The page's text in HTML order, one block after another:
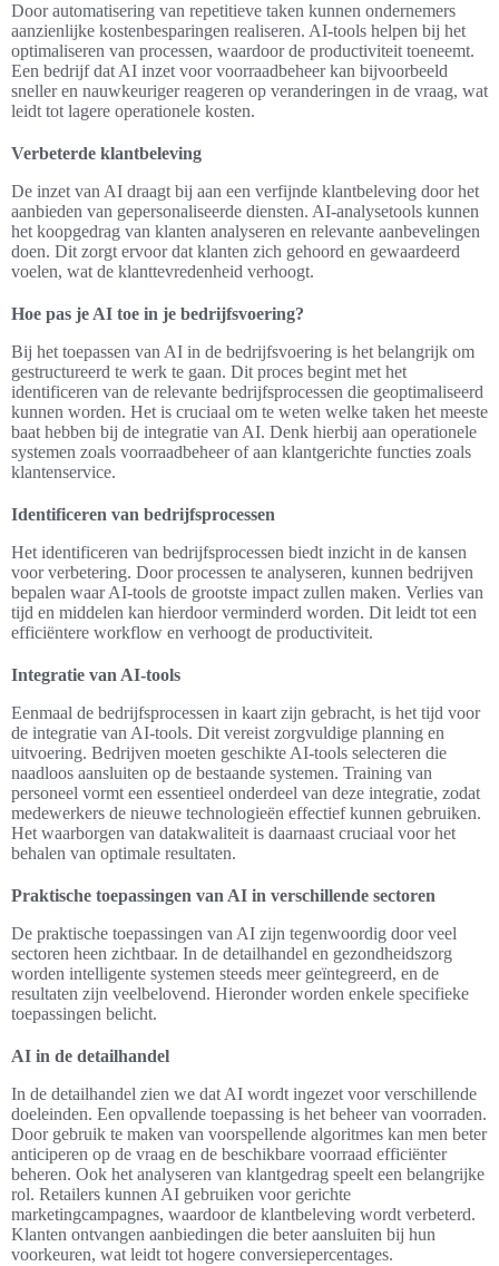
Door automatisering van repetitieve taken kunnen ondernemers
aanzienlijke kostenbesparingen realiseren. AI-tools helpen bij het
optimaliseren van processen, waardoor de productiviteit toeneemt.
Een bedrijf dat AI inzet voor voorraadbeheer kan bijvoorbeeld
sneller en nauwkeuriger reageren op veranderingen in de vraag, wat
leidt tot lagere operationele kosten.
Verbeterde klantbeleving
De inzet van AI draagt bij aan een verfijnde klantbeleving door het
aanbieden van gepersonaliseerde diensten. AI-analysetools kunnen
het koopgedrag van klanten analyseren en relevante aanbevelingen
doen. Dit zorgt ervoor dat klanten zich gehoord en gewaardeerd
voelen, wat de klanttevredenheid verhoogt.
Hoe pas je AI toe in je bedrijfsvoering?
Bij het toepassen van AI in de bedrijfsvoering is het belangrijk om
gestructureerd te werk te gaan. Dit proces begint met het
identificeren van de relevante bedrijfsprocessen die geoptimaliseerd
kunnen worden. Het is cruciaal om te weten welke taken het meeste
baat hebben bij de integratie van AI. Denk hierbij aan operationele
systemen zoals voorraadbeheer of aan klantgerichte functies zoals
klantenservice.
Identificeren van bedrijfsprocessen
Het identificeren van bedrijfsprocessen biedt inzicht in de kansen
voor verbetering. Door processen te analyseren, kunnen bedrijven
bepalen waar AI-tools de grootste impact zullen maken. Verlies van
tijd en middelen kan hierdoor verminderd worden. Dit leidt tot een
efficiëntere workflow en verhoogt de productiviteit.
Integratie van AI-tools
Eenmaal de bedrijfsprocessen in kaart zijn gebracht, is het tijd voor
de integratie van AI-tools. Dit vereist zorgvuldige planning en
uitvoering. Bedrijven moeten geschikte AI-tools selecteren die
naadloos aansluiten op de bestaande systemen. Training van
personeel vormt een essentieel onderdeel van deze integratie, zodat
medewerkers de nieuwe technologieën effectief kunnen gebruiken.
Het waarborgen van datakwaliteit is daarnaast cruciaal voor het
behalen van optimale resultaten.
Praktische toepassingen van AI in verschillende sectoren
De praktische toepassingen van AI zijn tegenwoordig door veel
sectoren heen zichtbaar. In de detailhandel en gezondheidszorg
worden intelligente systemen steeds meer geïntegreerd, en de
resultaten zijn veelbelovend. Hieronder worden enkele specifieke
toepassingen belicht.
AI in de detailhandel
In de detailhandel zien we dat AI wordt ingezet voor verschillende
doeleinden. Een opvallende toepassing is het beheer van voorraden.
Door gebruik te maken van voorspellende algoritmes kan men beter
anticiperen op de vraag en de beschikbare voorraad efficiënter
beheren. Ook het analyseren van klantgedrag speelt een belangrijke
rol. Retailers kunnen AI gebruiken voor gerichte
marketingcampagnes, waardoor de klantbeleving wordt verbeterd.
Klanten ontvangen aanbiedingen die beter aansluiten bij hun
voorkeuren, wat leidt tot hogere conversiepercentages.